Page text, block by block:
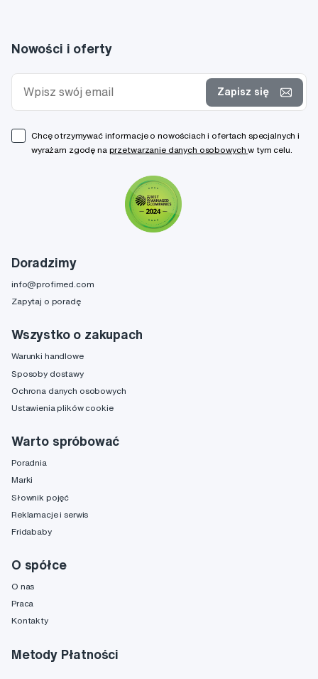
Doradzimy
info@profimed.com
Zapytaj o poradę
Wszystko o zakupach
Warunki handlowe
Sposoby dostawy
Ochrona danych osobowych
Ustawienia plików cookie
Warto spróbować
Poradnia
Marki
Słownik pojęć
Reklamacje i serwis
Fridababy
O spółce
O nas
Praca
Kontakty
Metody Płatności
Nowości i oferty
Zapisz się
Chcę otrzymywać informacje o nowościach i ofertach specjalnych i
wyrażam zgodę na przetwarzanie danych osobowychw tym celu.